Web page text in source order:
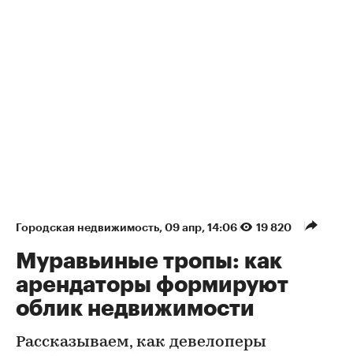
Городская недвижимость 09 апр, 14:06 19 820
Муравьиные тропы: как
арендаторы формируют
облик недвижимости
Рассказываем, как девелоперы